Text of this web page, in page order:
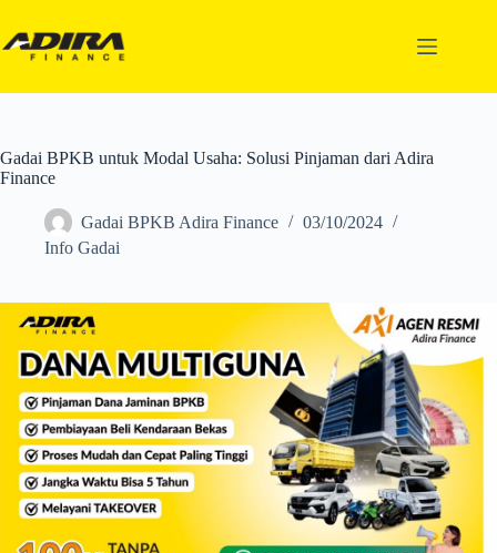
Gadai BPKB untuk Modal Usaha: Solusi Pinjaman dari Adira
Finance
Gadai BPKB Adira Finance
03/10/2024
Info Gadai